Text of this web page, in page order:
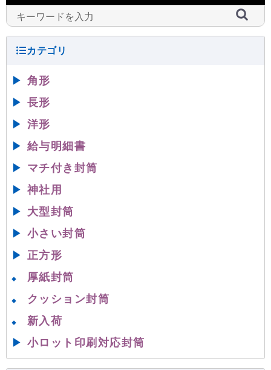
▶ 角形
▶ 長形
▶ 洋形
▶ 給与明細書
▶ マチ付き封筒
▶ 神社用
▶ 大型封筒
▶ 小さい封筒
▶ 正方形
◆ 厚紙封筒
◆ クッション封筒
◆
新入荷
▶ 小ロット印刷対応封筒